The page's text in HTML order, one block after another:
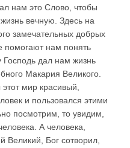
нам это Слово, чтобы
вечную. Здесь на
замечательных добрых
помогают нам понять
Господь дал нам жизнь
Макария Великого.
мир красивый,
и пользовался этими
посмотрим, то увидим,
А человека,
Великий, Бог сотворил,